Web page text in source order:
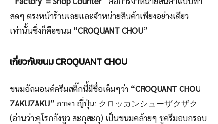
สดๆ ตรงหน้าร้านเลยและจำหน่ายสินค้าเพียงอย่างเดียว
เท่านั้นซึ่งก็คือขนม “CROQUANT CHOU”
เกี่ยวกับขนม CROQUANT CHOU
ขนมอัลมอนด์ครีมสติ๊กนี้มีชื่อเต็มๆว่า “CROQUANT CHOU
ZAKUZAKU” ภาษา ญี่ปุ่น: クロッカンシューザクザク
(อ่านว่า:คุโรกกังชูว สะกุสะกุ) เป็นขนมคล้ายๆ ชูครีมอบกรอบ